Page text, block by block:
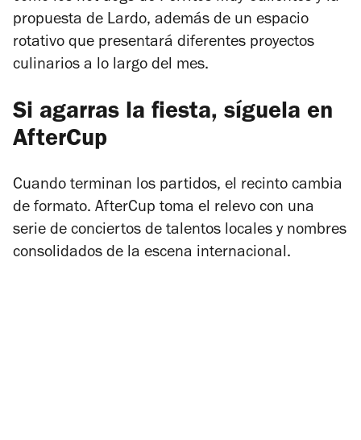
propuesta de Lardo, además de un espacio
rotativo que presentará diferentes proyectos
culinarios a lo largo del mes.
Si agarras la fiesta, síguela en
AfterCup
Cuando terminan los partidos, el recinto cambia
de formato. AfterCup toma el relevo con una
serie de conciertos de talentos locales y nombres
consolidados de la escena internacional.